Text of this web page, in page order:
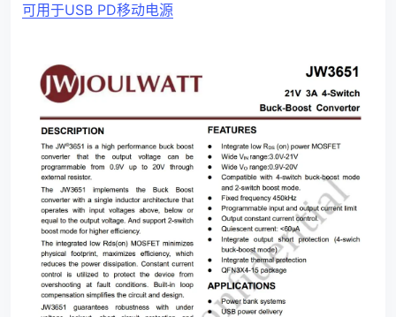
可用于USB PD移动电源